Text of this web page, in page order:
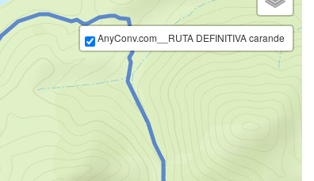
AnyConv.com__RUTA DEFINITIVA carande